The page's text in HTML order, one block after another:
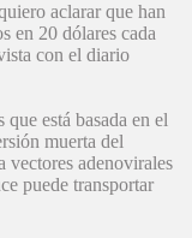
aclarar que han
en 20 dólares cada
con el diario
está basada en el
muerta del
vectores adenovirales
puede transportar